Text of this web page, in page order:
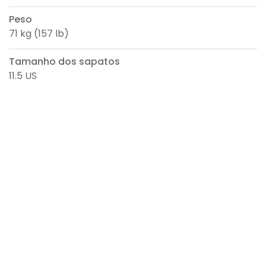
Peso
71 kg (157 lb)
Tamanho dos sapatos
11.5 US